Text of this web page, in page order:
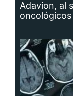
Adavion, al
oncológicos